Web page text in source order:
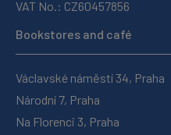
VAT No.: CZ60457856
Bookstores and café
Václavské náměstí 34, Praha
Národní 7, Praha
Na Florenci 3, Praha